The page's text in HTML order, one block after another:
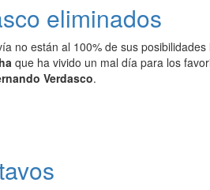
eliminados
no están al 100% de sus
que ha vivido un mal día para los
Verdasco.